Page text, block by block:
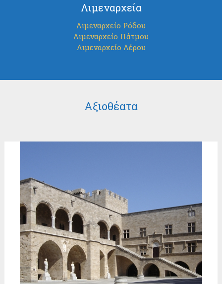
Λιμεναρχεία
Λιμεναρχείο Ρόδου
Λιμεναρχείο Πάτμου
Λιμεναρχείο Λέρου
Αξιοθέατα